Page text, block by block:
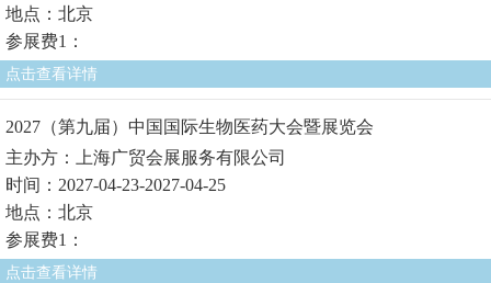
地点：北京
参展费1：
点击查看详情
2027（第九届）中国国际生物医药大会暨展览会
主办方：上海广贸会展服务有限公司
时间：2027-04-23-2027-04-25
地点：北京
参展费1：
点击查看详情